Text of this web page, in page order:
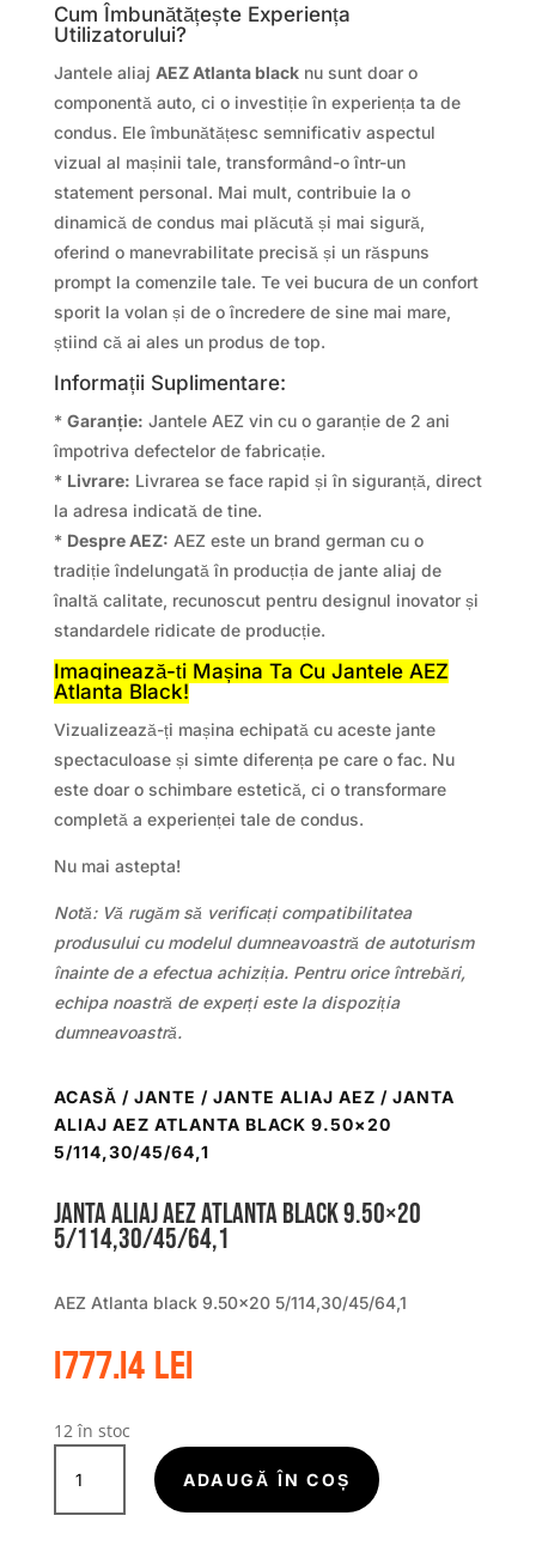
Cum Îmbunătățește Experiența
Utilizatorului?
Jantele aliaj AEZ Atlanta blacknu sunt doar o
componentă auto, ci o investiție în experiența ta de
condus. Ele îmbunătățesc semnificativ aspectul
vizual al mașinii tale, transformând-o într-un
statement personal. Mai mult, contribuie la o
dinamică de condus mai plăcută și mai sigură,
oferind o manevrabilitate precisă și un răspuns
prompt la comenzile tale. Te vei bucura de un confort
sporit la volan și de o încredere de sine mai mare,
știind că ai ales un produs de top.
Informații Suplimentare:
* Garanție: Jantele AEZ vin cu o garanție de 2 ani
împotriva defectelor de fabricație.
* Livrare: Livrarea se face rapid și în siguranță, direct
la adresa indicată de tine.
* Despre AEZ: AEZ este un brand german cu o
tradiție îndelungată în producția de jante aliaj de
înaltă calitate, recunoscut pentru designul inovator și
standardele ridicate de producție.
Imaginează-ți Mașina Ta Cu Jantele AEZ
Atlanta Black!
Vizualizează-ți mașina echipată cu aceste jante
spectaculoase și simte diferența pe care o fac. Nu
este doar o schimbare estetică, ci o transformare
completă a experienței tale de condus.
Nu mai astepta!
Notă: Vă rugăm să verificați compatibilitatea
produsului cu modelul dumneavoastră de autoturism
înainte de a efectua achiziția. Pentru orice întrebări,
echipa noastră de experți este la dispoziția
dumneavoastră.
ACASĂ / JANTE / JANTE ALIAJ AEZ / JANTA
ALIAJ AEZ ATLANTA BLACK 9.50×20
5/114,30/45/64,1
Janta aliaj AEZ Atlanta black 9.50×20
5/114,30/45/64,1
AEZ Atlanta black 9.50×20 5/114,30/45/64,1
1777.14lei
12 în stoc
Cantitate
Janta
aliaj
ADAUGĂ ÎN COȘ